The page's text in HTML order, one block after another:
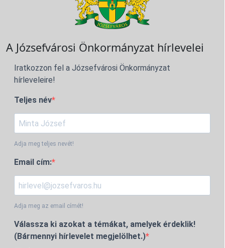
A Józsefvárosi Önkormányzat hírlevelei
Iratkozzon fel a Józsefvárosi Önkormányzat
hírleveleire!
Teljes név
Adja meg teljes nevét!
Email cím:
Adja meg az email címét!
Válassza ki azokat a témákat, amelyek érdeklik!
(Bármennyi hírlevelet megjelölhet.)